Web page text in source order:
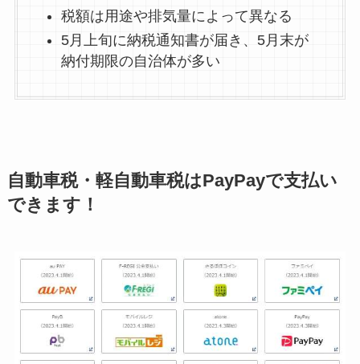
税額は用途や排気量によって異なる
5月上旬に納税通知書が届き、5月末が
納付期限の自治体が多い
自動車税・軽自動車税はPayPayで支払い
できます！